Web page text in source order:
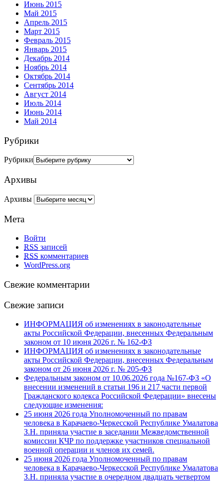
Июнь 2015
Май 2015
Апрель 2015
Март 2015
Февраль 2015
Январь 2015
Декабрь 2014
Ноябрь 2014
Октябрь 2014
Сентябрь 2014
Август 2014
Июль 2014
Июнь 2014
Май 2014
Рубрики
Рубрики
Архивы
Архивы
Мета
Войти
RSS записей
RSS комментариев
WordPress.org
Свежие комментарии
Свежие записи
ИНФОРМАЦИЯ об изменениях в законодательные
акты Российской Федерации, внесенных Федеральным
законом от 10 июня 2026 г. № 162-ФЗ
ИНФОРМАЦИЯ об изменениях в законодательные
акты Российской Федерации, внесенных Федеральным
законом от 26 июня 2026 г. № 205-ФЗ
Федеральным законом от 10.06.2026 года №167-ФЗ «О
внесении изменений в статьи 196 и 217 части первой
Гражданского кодекса Российской Федерации» внесены
следующие изменения:
25 июня 2026 года Уполномоченный по правам
человека в Карачаево-Черкесской Республике Умалатова
З.Н. приняла участие в заседании Межведомственной
комиссии КЧР по поддержке участников специальной
военной операции и членов их семей.
25 июня 2026 года Уполномоченный по правам
человека в Карачаево-Черкесской Республике Умалатова
З.Н. приняла участие в очередном двадцать четвертом